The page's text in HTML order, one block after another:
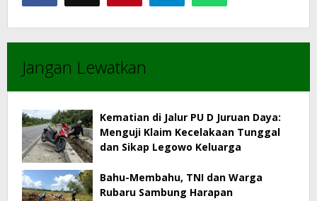
Jangan Lewatkan
Kematian di Jalur PU D Juruan Daya:
Menguji Klaim Kecelakaan Tunggal
dan Sikap Legowo Keluarga
Bahu-Membahu, TNI dan Warga
Rubaru Sambung Harapan